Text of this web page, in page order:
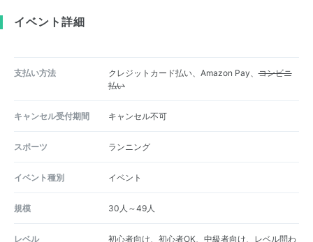
イベント詳細
支払い方法 クレジットカード払い、Amazon Pay、コンビニ
払い
キャンセル受付期間 キャンセル不可
スポーツ ランニング
イベント種別 イベント
規模 30人～49人
レベル
初心者向け、初心者OK、中級者向け、レベル問わ